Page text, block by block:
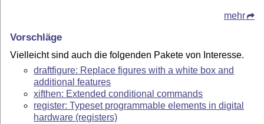
mehr
Vorschläge
Vielleicht sind auch die folgenden Pakete von Interesse.
draftfigure: Replace figures with a white box and
additional features
xifthen: Extended conditional commands
register: Typeset programmable elements in digital
hardware (registers)